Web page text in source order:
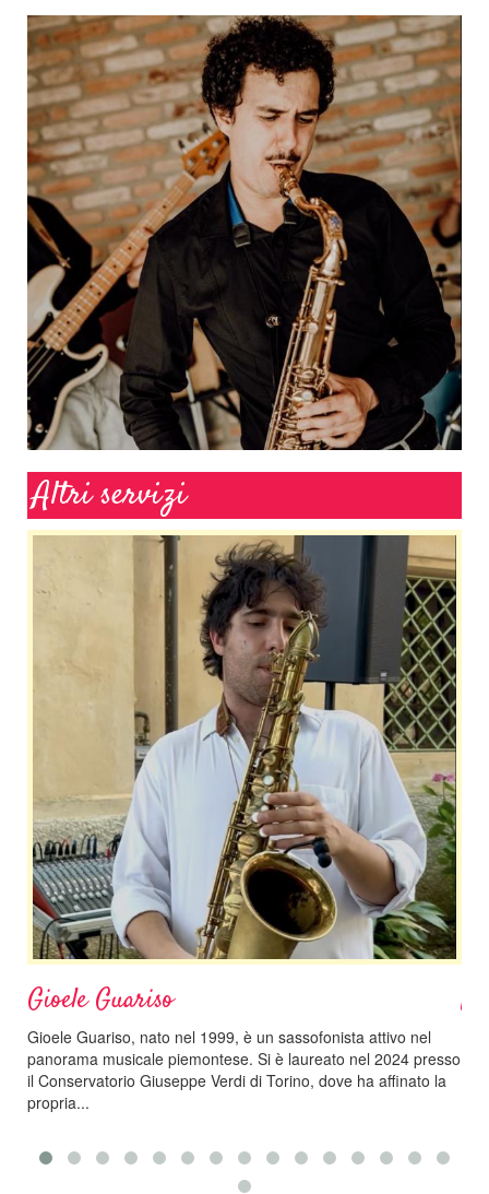
Altri servizi
Gioele Guariso
Gioele Guariso, nato nel 1999, è un sassofonista attivo nel
panorama musicale piemontese. Si è laureato nel 2024 presso
il Conservatorio Giuseppe Verdi di Torino, dove ha affinato la
propria...